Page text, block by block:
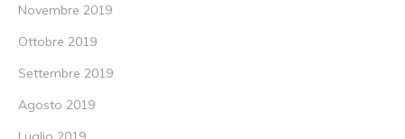
Novembre 2019
Ottobre 2019
Settembre 2019
Agosto 2019